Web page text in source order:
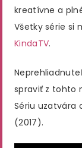
kreatívne a
Všetky série si
KindaTV.
spraviť z tohto
Sériu uzatvára
(2017).